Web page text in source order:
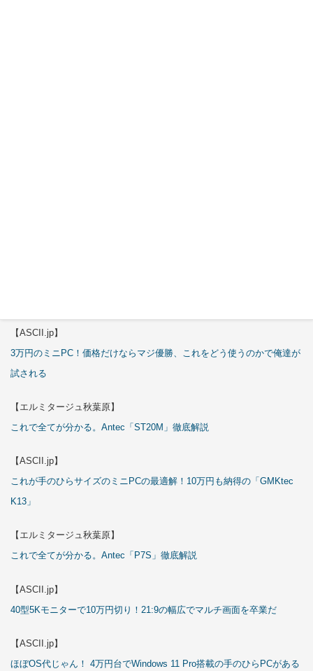
【ASCII.jp】
3万円のミニPC！価格だけならマジ優勝、これをどう使うのかで俺達が
試される
【エルミタージュ秋葉原】
これで全てが分かる。Antec「ST20M」徹底解説
【ASCII.jp】
これが手のひらサイズのミニPCの最適解！10万円も納得の「GMKtec
K13」
【エルミタージュ秋葉原】
これで全てが分かる。Antec「P7S」徹底解説
【ASCII.jp】
40型5Kモニターで10万円切り！21:9の幅広でマルチ画面を卒業だ
【ASCII.jp】
ほぼOS代じゃん！ 4万円台でWindows 11 Pro搭載の手のひらPCがある